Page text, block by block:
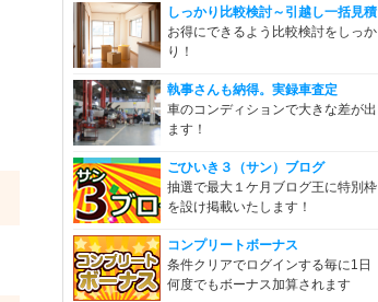
しっかり比較検討～引越し一括見積
お得にできるよう比較検討をしっか
り！
執事さんも納得。実録車査定
車のコンディションで大きな差が出
ます！
ごひいき３（サン）ブログ
抽選で最大１ケ月ブログ王に特別枠
を設け掲載いたします！
コンプリートボーナス
条件クリアでログインする毎に1日
何度でもボーナス加算されます